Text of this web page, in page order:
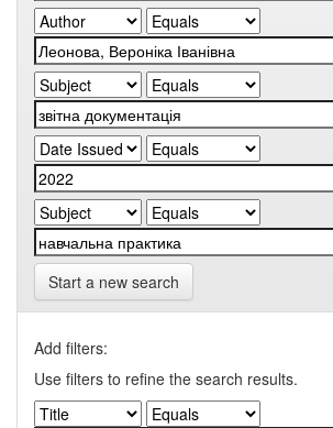
Start a new search
Add filters:
Use filters to refine the search results.